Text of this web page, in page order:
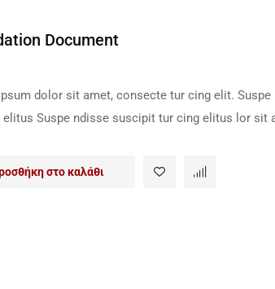
Document
dolor sit amet, consecte tur cing elit.
elitus Suspe ndisse suscipit tur cing elitus lor sit
στο καλάθι